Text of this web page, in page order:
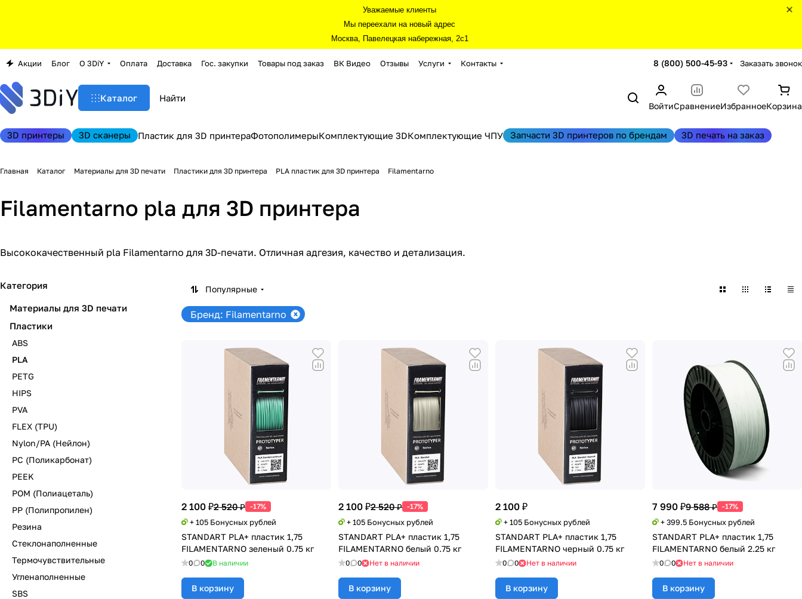
Уважаемые клиенты
Мы переехали на новый адрес
Москва, Павелецкая набережная, 2с1
Акции Блог О 3DiY Оплата Доставка Гос. закупки Товары под заказ ВК Видео Отзывы Услуги Контакты 8 (800) 500-45-93 Заказать звонок
Каталог
ВойтиСравнениеИзбранноеКорзина
3D принтеры 3D сканеры Пластик для 3D принтераФотополимерыКомплектующие 3DКомплектующие ЧПУ Запчасти 3D принтеров по брендам 3D печать на заказ
Главная Каталог Материалы для 3D печати Пластики для 3D принтера PLA пластик для 3D принтера Filamentarno
Filamentarno pla для 3D принтера
Высококачественный pla Filamentarno для 3D-печати. Отличная адгезия, качество и детализация.
Популярные
Бренд: Filamentarno
2 100 ₽2 520 ₽ -17%
+ 105 Бонусных рублей
STANDART PLA+ пластик 1,75
FILAMENTARNO зеленый 0.75 кг
0 0 В наличии
В корзину
2 100 ₽2 520 ₽ -17%
+ 105 Бонусных рублей
STANDART PLA+ пластик 1,75
FILAMENTARNO белый 0.75 кг
0 0 Нет в наличии
В корзину
2 100 ₽
+ 105 Бонусных рублей
STANDART PLA+ пластик 1,75
FILAMENTARNO черный 0.75 кг
0 0 Нет в наличии
В корзину
7 990 ₽9 588 ₽ -17%
+ 399.5 Бонусных рублей
STANDART PLA+ пластик 1,75
FILAMENTARNO белый 2.25 кг
0 0 Нет в наличии
В корзину
Категория
Материалы для 3D печати
Пластики
ABS
PLA
PETG
HIPS
PVA
FLEX (TPU)
Nylon/PA (Нейлон)
PC (Поликарбонат)
PEEK
POM (Полиацеталь)
PP (Полипропилен)
Резина
Стеклонаполненные
Термочувствительные
Угленаполненные
SBS